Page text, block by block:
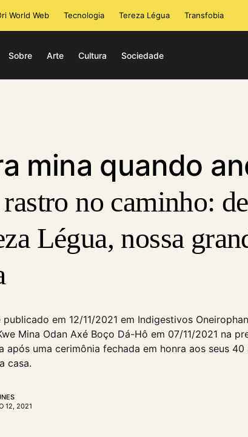
World Web Tecnologia Tereza Légua Transfobia
Sobre Arte Cultura Sociedade
mina quando
no caminho:
Légua, nossa
publicado em 12/11/2021 em Indigestivos
Mina Odan Axé Boço Dá-Hô em 07/11/2021 na
após uma cerimônia fechada em honra aos seus
casa.
12, 2021